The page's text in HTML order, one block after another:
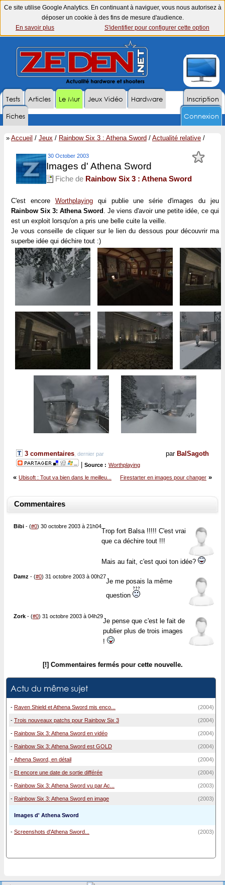
Ce site utilise Google Analytics. En continuant à naviguer, vous nous autorisez à
déposer un cookie à des fins de mesure d'audience.
En savoir plus
S'identifier pour configurer cette option
Inscription
Tests Articles Le Mur Jeux Vidéo
Hardware
Fiches
Connexion
» Accueil / Jeux / Rainbow Six 3 : Athena Sword / Actualité relative /
30 October 2003
Images d' Athena Sword
Fiche de Rainbow Six 3 : Athena Sword
C'est encore Worthplayingqui publie une série d'images du jeu
Rainbow Six 3: Athena Sword . Je viens d'avoir une petite idée, ce qui
est un exploit lorsqu'on a pris une belle cuite la veille.
Je vous conseille de cliquer sur le lien du dessous pour découvrir ma
superbe idée qui déchire tout :)
par BalSagoth
3 commentaires , dernier par
Source : Worthplaying
Firestarter en images pour changer »
« Ubisoft : Tout va bien dans le meilleu...
Commentaires
Bibi - (#0) 30 octobre 2003 à 21h04
Trop fort Balsa !!!!! C'est vrai
que ca déchire tout !!!
Mais au fait, c'est quoi ton idée?
Damz - (#0) 31 octobre 2003 à 00h27
Je me posais la même
question
Zork - (#0) 31 octobre 2003 à 04h29
Je pense que c'est le fait de
publier plus de trois images
!
[!] Commentaires fermés pour cette nouvelle.
Actu du même sujet
- Raven Shield et Athena Sword mis enco... (2004)
- Trois nouveaux patchs pour Rainbow Six 3 (2004)
- Rainbow Six 3: Athena Sword en vidéo (2004)
- Rainbow Six 3: Athena Sword est GOLD (2004)
- Athena Sword, en détail (2004)
- Et encore une date de sortie différée (2004)
- Rainbow Six 3: Athena Sword vu par Ac... (2003)
- Rainbow Six 3: Athena Sword en image (2003)
Images d' Athena Sword
- Screenshots d'Athena Sword... (2003)